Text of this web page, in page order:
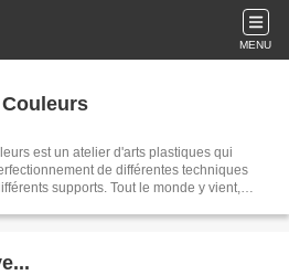
MENU
est un atelier d'arts plastiques qui
de différentes techniques
supports. Tout le monde y vient,
des Couleurs, c'est aussi un espace